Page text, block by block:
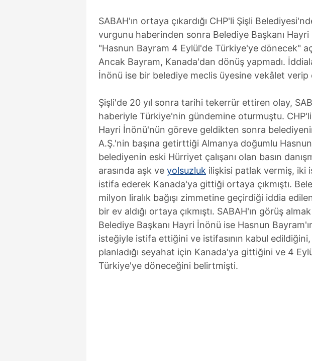
SABAH'ın ortaya çıkardığı CHP'li Şişli
vurgunu haberinden sonra Belediye Başkanı
"Hasnun Bayram 4 Eylül'de Türkiye'ye dönecek"
Ancak Bayram, Kanada'dan dönüş yapmadı.
İnönü ise bir belediye meclis üyesine vekâlet
Şişli'de 20 yıl sonra tarihi tekerrür ettiren olay,
haberiyle Türkiye'nin gündemine oturmuştu. CHP'li
Hayri İnönü'nün göreve geldikten sonra
A.Ş.'nin başına getirttiği Almanya doğumlu
belediyenin eski Hürriyet çalışanı olan basın
arasında aşk ve yolsuzluk ilişkisi patlak vermiş, iki
istifa ederek Kanada'ya gittiği ortaya çıkmıştı.
milyon liralık bağışı zimmetine geçirdiği iddia
bir ev aldığı ortaya çıkmıştı. SABAH'ın görüş
Belediye Başkanı Hayri İnönü ise Hasnun
isteğiyle istifa ettiğini ve istifasının kabul
planladığı seyahat için Kanada'ya gittiğini ve 4
Türkiye'ye döneceğini belirtmişti.